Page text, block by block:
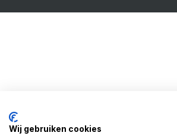
Wij gebruiken cookies